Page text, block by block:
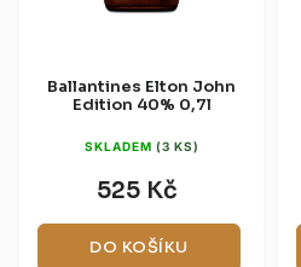
Ballantines Elton John
Edition 40% 0,7l
SKLADEM (3 KS)
525 Kč
DO KOŠÍKU